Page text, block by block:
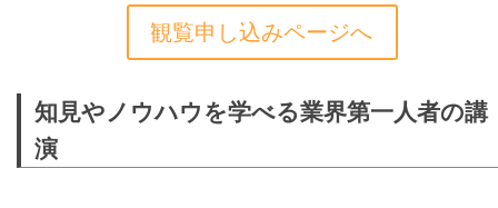
観覧申し込みページへ
知見やノウハウを学べる業界第一人者の講
演